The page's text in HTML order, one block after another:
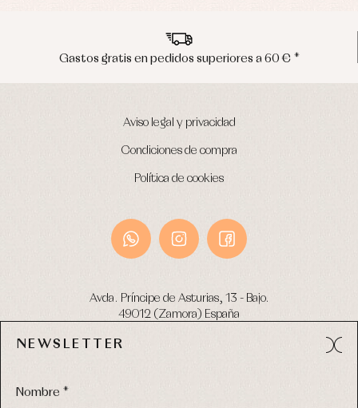
Envíos en península en 24/48
Aviso legal y privacidad
Condiciones de compra
Política de cookies
Avda. Príncipe de Asturias, 13 - Bajo.
49012 (Zamora) España
Tel: 980 049 683
NEWSLETTER
Nombre *